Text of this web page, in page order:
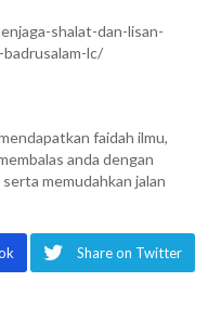
shalat-dan-lisan-
lc/
faidah ilmu,
anda dengan
memudahkan jalan
Share on Twitter